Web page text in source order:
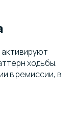
активируют
ходьбы.
в ремиссии, в